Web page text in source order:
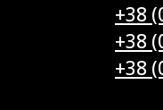
+38
+38
+38